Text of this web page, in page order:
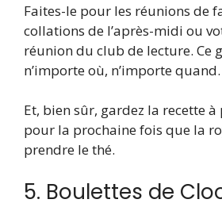
Faites-le pour les réunions de
collations de l’après-midi ou
réunion du club de lecture. Ce
n’importe où, n’importe quand.
Et, bien sûr, gardez la recette
pour la prochaine fois que la
prendre le thé.
5. Boulettes de